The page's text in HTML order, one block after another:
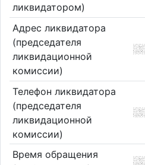
ликвидатором)
Адрес ликвидатора
(председателя
ликвидационной
комиссии)
Телефон ликвидатора
(председателя
ликвидационной
комиссии)
Время обращения